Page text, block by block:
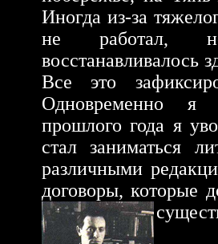
Иногда из-за
не работал,
восстанавливалось
Все это
Одновременно я
прошлого года я
стал заниматься
различными
договоры, которые